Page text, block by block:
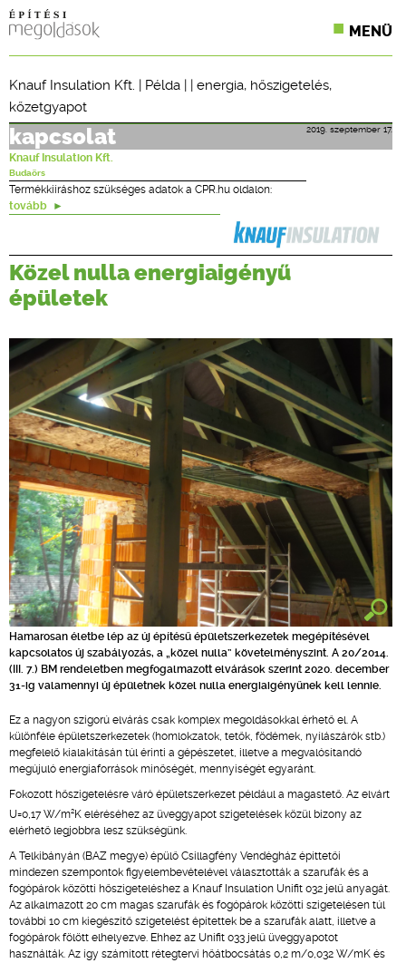
MENÜ
CPR TERMÉKKIÍRÁS
ÉPÍTÉSI JOG
ONLINE KÉPZÉSEK
TERVEZÉSI SEGÉDLETEK
Knauf Insulation Kft. | Példa | | energia, hőszigetelés,
kőzetgyapot
2019. szeptember 17.
kapcsolat
Knauf Insulation Kft.
Budaörs
Termékkiíráshoz szükséges adatok a CPR.hu oldalon:
tovább
Közel nulla energiaigényű
épületek
Hamarosan életbe lép az új építésű épületszerkezetek megépítésével
kapcsolatos új szabályozás, a „közel nulla” követelményszint. A 20/2014.
(III. 7.) BM rendeletben megfogalmazott elvárások szerint 2020. december
31-ig valamennyi új épületnek közel nulla energiaigényűnek kell lennie.
Ez a nagyon szigorú elvárás csak komplex megoldásokkal érhető el. A
különféle épületszerkezetek (homlokzatok, tetők, födémek, nyílászárók stb.)
megfelelő kialakításán túl érinti a gépészetet, illetve a megvalósítandó
megújuló energiaforrások minőségét, mennyiségét egyaránt.
Fokozott hőszigetelésre váró épületszerkezet például a magastető. Az elvárt
U=0,17 W/m2 K eléréséhez az üveggyapot szigetelések közül bizony az
elérhető legjobbra lesz szükségünk.
A Telkibányán (BAZ megye) épülő Csillagfény Vendégház építtetői
mindezen szempontok figyelembevételével választották a szarufák és a
fogópárok közötti hőszigeteléshez a Knauf Insulation Unifit 032 jelű anyagát.
Az alkalmazott 20 cm magas szarufák és fogópárok közötti szigetelésen túl
további 10 cm kiegészítő szigetelést építettek be a szarufák alatt, illetve a
fogópárok fölött elhelyezve. Ehhez az Unifit 033 jelű üveggyapotot
használták. Az így számított rétegtervi hőátbocsátás 0,2 m/0,032 W/mK és